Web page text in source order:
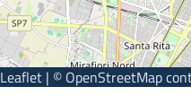
Leaflet | © OpenStreetMap